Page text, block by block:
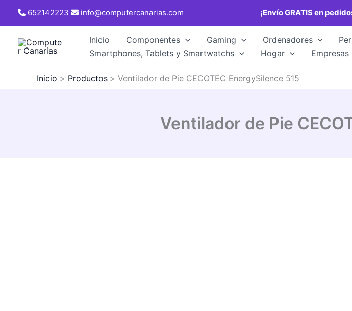
652142223 info@computercanarias.com ¡Envío GRATIS en
Inicio Componentes Gaming Ordenadores
Smartphones, Tablets y Smartwatchs
Hogar Empresas
Inicio Productos Ventilador de Pie CECOTEC EnergySilence 515
Ventilador de Pie